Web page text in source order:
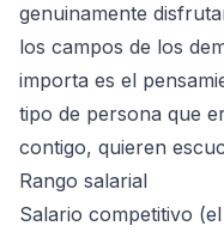
genuinamente
los campos de los
importa es el
tipo de persona que
contigo, quieren
Rango salarial
Salario competitivo